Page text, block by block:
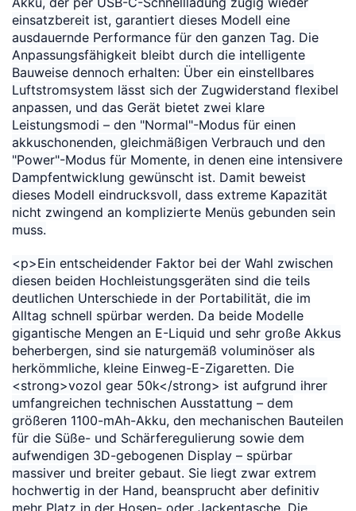
einsatzbereit ist, garantiert dieses Modell eine
ausdauernde Performance für den ganzen Tag. Die
Anpassungsfähigkeit bleibt durch die intelligente
Bauweise dennoch erhalten: Über ein einstellbares
Luftstromsystem lässt sich der Zugwiderstand flexibel
anpassen, und das Gerät bietet zwei klare
Leistungsmodi – den "Normal"-Modus für einen
akkuschonenden, gleichmäßigen Verbrauch und den
"Power"-Modus für Momente, in denen eine intensivere
Dampfentwicklung gewünscht ist. Damit beweist
dieses Modell eindrucksvoll, dass extreme Kapazität
nicht zwingend an komplizierte Menüs gebunden sein
muss.
<p>Ein entscheidender Faktor bei der Wahl zwischen
diesen beiden Hochleistungsgeräten sind die teils
deutlichen Unterschiede in der Portabilität, die im
Alltag schnell spürbar werden. Da beide Modelle
gigantische Mengen an E-Liquid und sehr große Akkus
beherbergen, sind sie naturgemäß voluminöser als
herkömmliche, kleine Einweg-E-Zigaretten. Die
<strong>vozol gear 50k</strong> ist aufgrund ihrer
umfangreichen technischen Ausstattung – dem
größeren 1100-mAh-Akku, den mechanischen Bauteilen
für die Süße- und Schärferegulierung sowie dem
aufwendigen 3D-gebogenen Display – spürbar
massiver und breiter gebaut. Sie liegt zwar extrem
hochwertig in der Hand, beansprucht aber definitiv
mehr Platz in der Hosen- oder Jackentasche. Die